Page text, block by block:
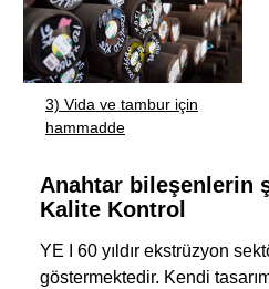
3) Vida ve tambur için
hammadde
Anahtar bileşenlerin
Kalite Kontrol
YE I 60 yıldır ekstrüzyon
göstermektedir. Kendi